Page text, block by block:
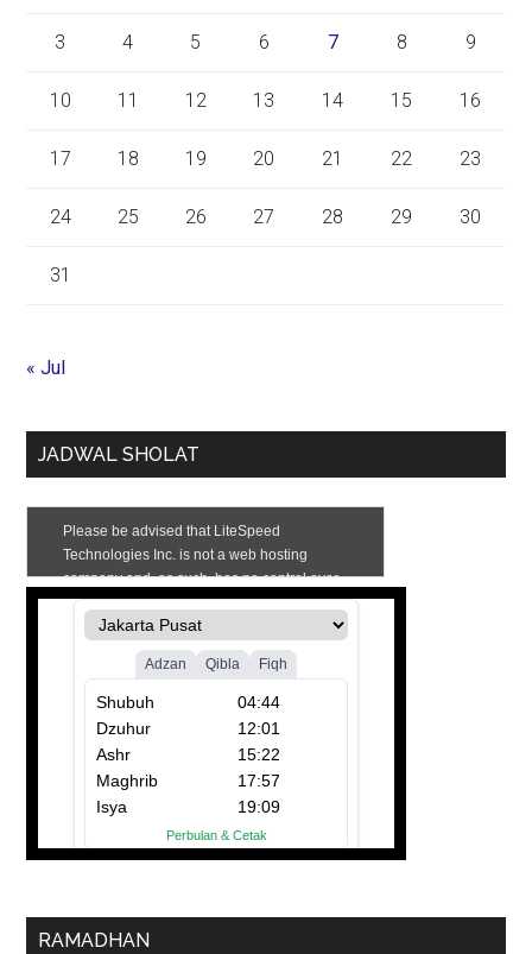
3 4 5 6 7 8 9
10 11 12 13 14 15 16
17 18 19 20 21 22 23
24 25 26 27 28 29 30
31
« Jul
JADWAL SHOLAT
RAMADHAN